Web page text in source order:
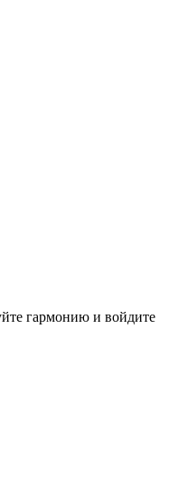
гармонию и войдите